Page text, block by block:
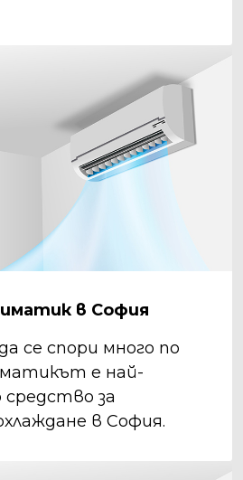
в София
се спори много по
е най-
за
в София.